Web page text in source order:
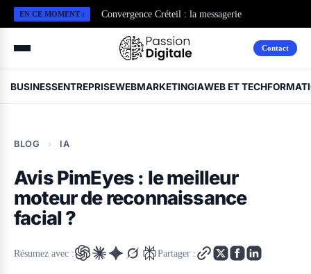
EN CE MOMENT : Convergence Créteil : la messagerie
professionnelle de l’Académie
Toupie Google : la vérité derrière le jeu “easter
egg” de Google
Contact
BUSINESSENTREPRISEWEBMARKETINGIAWEB ET TECH
BLOG › IA
Avis PimEyes : le meilleur
moteur de reconnaissance
facial ?
Résumez avec : Partager :